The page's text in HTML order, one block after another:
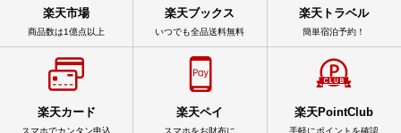
楽天市場
商品数は1億点以上
楽天ブックス
いつでも全品送料無料
楽天トラベル
簡単宿泊予約！
楽天カード
スマホでカンタン申込
楽天ペイ
スマホをお財布に
楽天PointClub
手軽にポイントを確認